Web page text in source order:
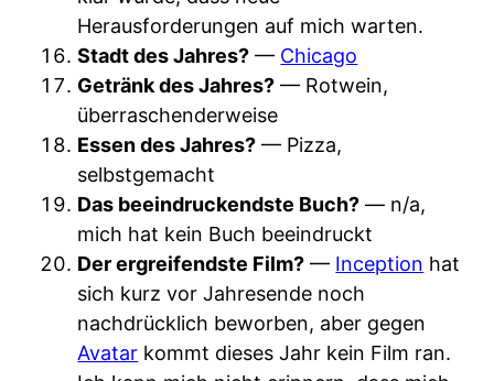
Herausforderungen auf mich warten.
Stadt des Jahres? — Chicago
Getränk des Jahres? — Rotwein,
überraschenderweise
Essen des Jahres? — Pizza,
selbstgemacht
Das beeindruckendste Buch? — n/a,
mich hat kein Buch beeindruckt
Der ergreifendste Film? — Inception hat
sich kurz vor Jahresende noch
nachdrücklich beworben, aber gegen
Avatar kommt dieses Jahr kein Film ran.